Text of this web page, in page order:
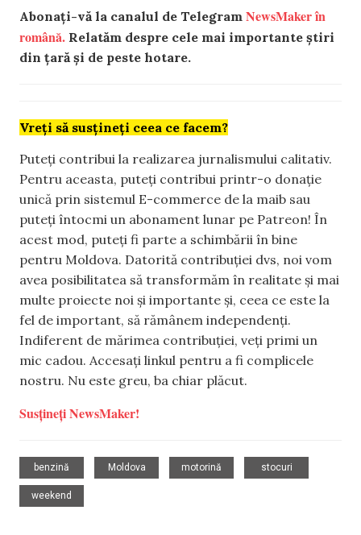
Abonați-vă la canalul de Telegram NewsMaker în
română. Relatăm despre cele mai importante știri
din țară și de peste hotare.
Vreți să susțineți ceea ce facem?
Puteți contribui la realizarea jurnalismului calitativ.
Pentru aceasta, puteți contribui printr-o donație
unică prin sistemul E-commerce de la maib sau
puteți întocmi un abonament lunar pe Patreon! În
acest mod, puteți fi parte a schimbării în bine
pentru Moldova. Datorită contribuției dvs, noi vom
avea posibilitatea să transformăm în realitate și mai
multe proiecte noi și importante și, ceea ce este la
fel de important, să rămânem independenți.
Indiferent de mărimea contribuției, veți primi un
mic cadou. Accesați linkul pentru a fi complicele
nostru. Nu este greu, ba chiar plăcut.
Susțineți NewsMaker!
benzină
Moldova
motorină
stocuri
weekend